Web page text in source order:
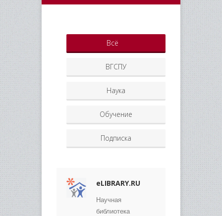
Всё
ВГСПУ
Наука
Обучение
Подписка
eLIBRARY.RU
Научная
библиотека